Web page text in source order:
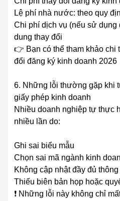
Lệ phí nhà nước: theo quy
Chi phí dịch vụ (nếu sử dụng
dung thay đổi
👉 Bạn có thể tham khảo chi
đổi đăng ký kinh doanh 2026
6. Những lỗi thường gặp khi
giấy phép kinh doanh
Nhiều doanh nghiệp tự thực
nhiều lần do:
Ghi sai biểu mẫu
Chọn sai mã ngành kinh
Không cập nhật đầy đủ
Thiếu biên bản họp hoặc
❗ Những lỗi này không chỉ